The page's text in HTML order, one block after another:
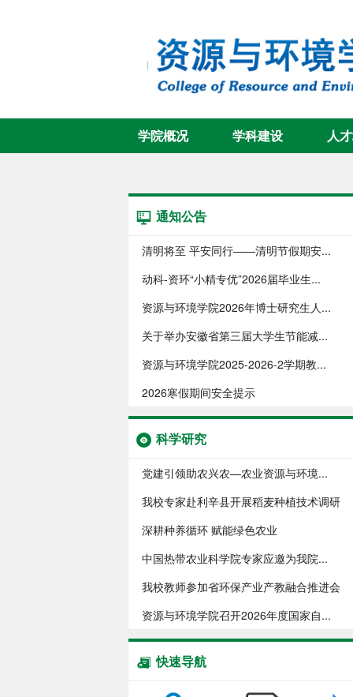
学院概况 学科建设 人
通知公告
清明将至 平安同行——清明节假期安...
动科-资环“小精专优”2026届毕业生...
资源与环境学院2026年博士研究生人...
关于举办安徽省第三届大学生节能减...
资源与环境学院​2025-2026-2学期教...
2026寒假期间安全提示
科学研究
党建引领助农兴农—农业资源与环境...
我校专家赴利辛县开展稻麦种植技术调研
深耕种养循环 赋能绿色农业
中国热带农业科学院专家应邀为我院...
我校教师参加省环保产业产教融合推进会
资源与环境学院召开2026年度国家自...
快速导航